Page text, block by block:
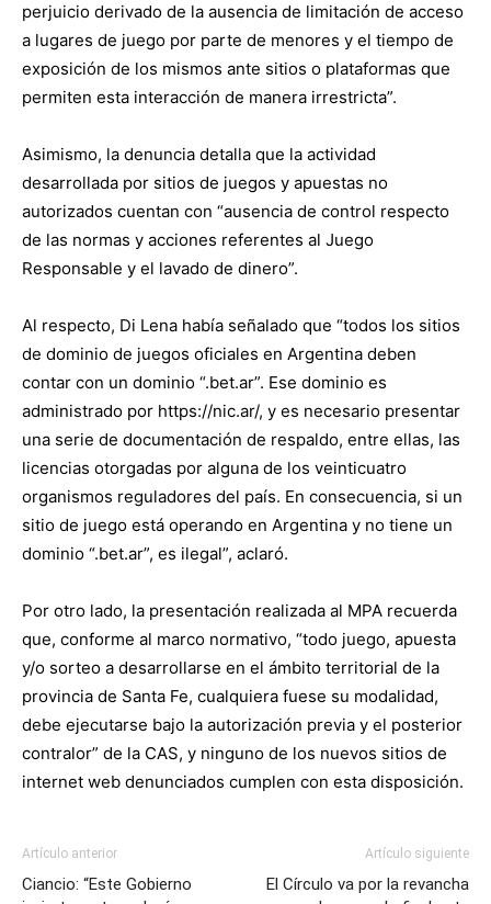
perjuicio derivado de la ausencia de limitación de acceso
a lugares de juego por parte de menores y el tiempo de
exposición de los mismos ante sitios o plataformas que
permiten esta interacción de manera irrestricta”.
Asimismo, la denuncia detalla que la actividad
desarrollada por sitios de juegos y apuestas no
autorizados cuentan con “ausencia de control respecto
de las normas y acciones referentes al Juego
Responsable y el lavado de dinero”.
Al respecto, Di Lena había señalado que “todos los sitios
de dominio de juegos oficiales en Argentina deben
contar con un dominio “.bet.ar”. Ese dominio es
administrado por https://nic.ar/, y es necesario presentar
una serie de documentación de respaldo, entre ellas, las
licencias otorgadas por alguna de los veinticuatro
organismos reguladores del país. En consecuencia, si un
sitio de juego está operando en Argentina y no tiene un
dominio “.bet.ar”, es ilegal”, aclaró.
Por otro lado, la presentación realizada al MPA recuerda
que, conforme al marco normativo, “todo juego, apuesta
y/o sorteo a desarrollarse en el ámbito territorial de la
provincia de Santa Fe, cualquiera fuese su modalidad,
debe ejecutarse bajo la autorización previa y el posterior
contralor” de la CAS, y ninguno de los nuevos sitios de
internet web denunciados cumplen con esta disposición.
Artículo anterior
Ciancio: “Este Gobierno
Artículo siguiente
El Círculo va por la revancha